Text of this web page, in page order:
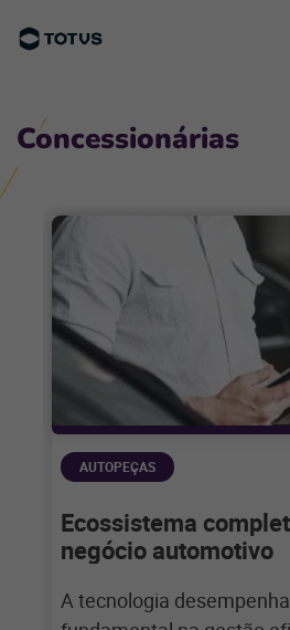
Concessionárias
AUTOPEÇAS
Ecossistema
negócio automotivo
A tecnologia